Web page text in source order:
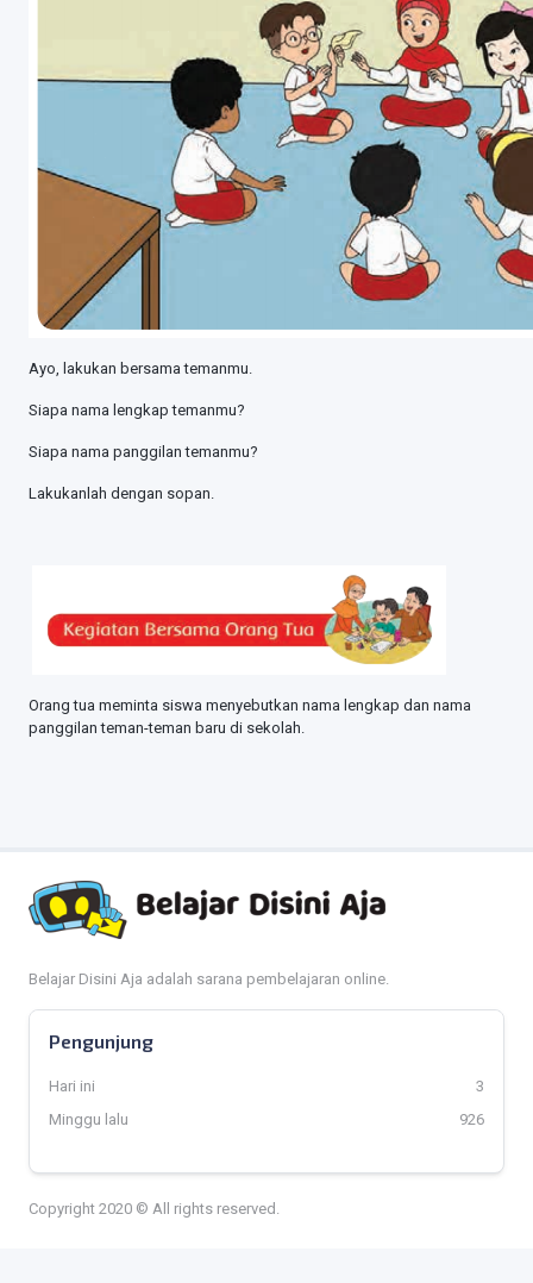
Ayo, lakukan bersama temanmu.
Siapa nama lengkap temanmu?
Siapa nama panggilan temanmu?
Lakukanlah dengan sopan.
Orang tua meminta siswa menyebutkan nama lengkap dan nama
panggilan teman-teman baru di sekolah.
Belajar Disini Aja adalah sarana pembelajaran online.
Pengunjung
Hari ini
3
Minggu lalu
926
Copyright 2020 © All rights reserved.